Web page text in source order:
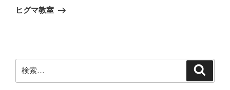
ゲ
ン
の
ヒグマ教室
索: